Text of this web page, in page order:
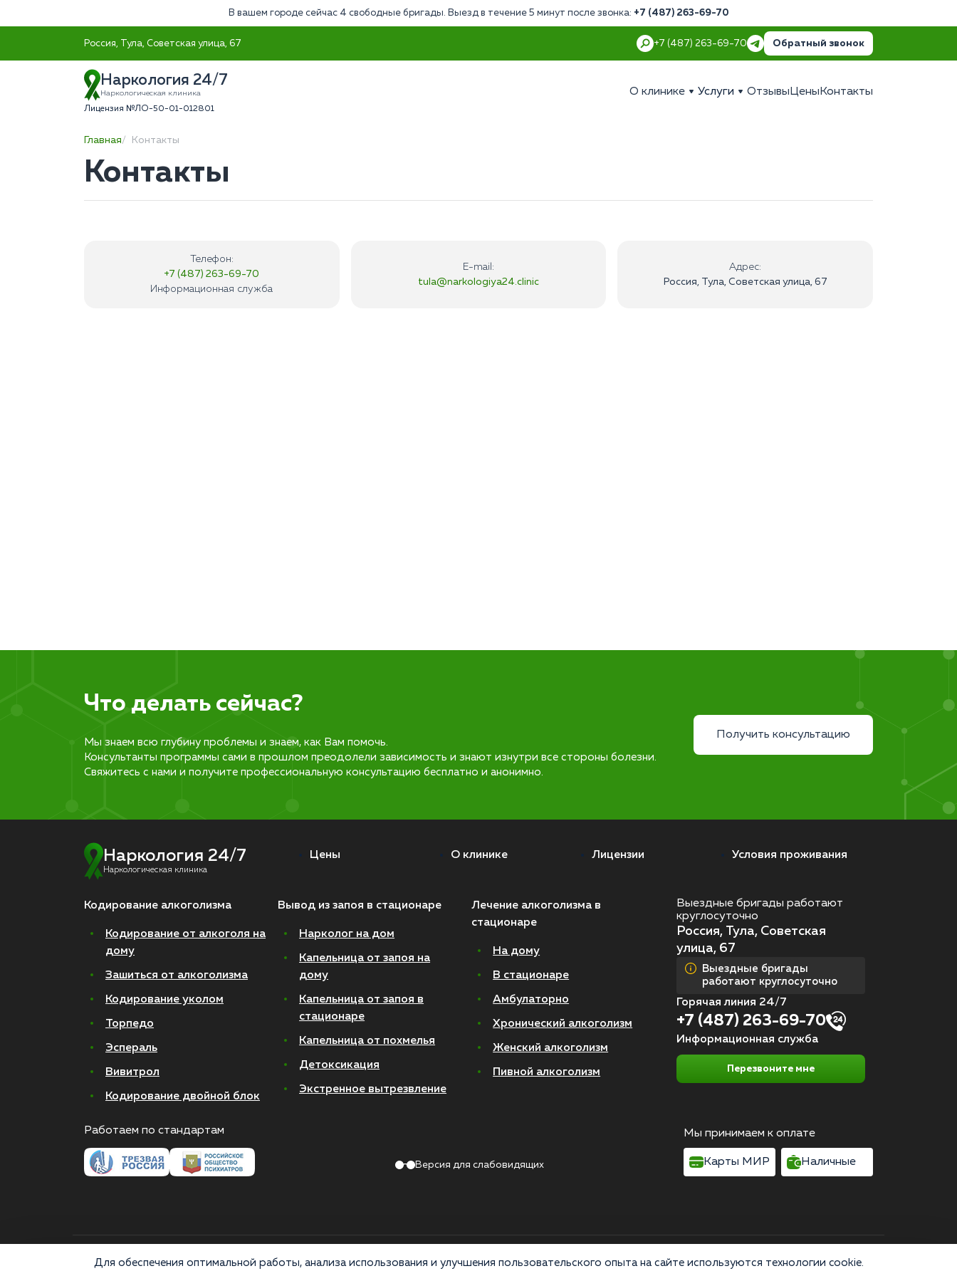
В вашем городе сейчас 4 свободные бригады. Выезд в течение 5 минут после звонка: +7 (487) 263-69-70
Россия, Тула, Советская улица, 67 +7 (487) 263-69-70 Обратный звонок
Наркология 24/7
Наркологическая клиника
Лицензия №ЛО-50-01-012801
О клинике Услуги Отзывы Цены Контакты
Главная Контакты
Контакты
Телефон:
+7 (487) 263-69-70
Информационная служба
E-mail:
tula@narkologiya24.clinic
Адрес:
Россия, Тула, Советская улица, 67
Что делать сейчас?
Мы знаем всю глубину проблемы и знаем, как Вам помочь.
Консультанты программы сами в прошлом преодолели зависимость и знают изнутри все стороны болезни.
Свяжитесь с нами и получите профессиональную консультацию бесплатно и анонимно.
Получить консультацию
Наркология 24/7
Наркологическая клиника
Цены О клинике Лицензии Условия проживания
Кодирование алкоголизма
Кодирование от алкоголя на
дому
Зашиться от алкоголизма
Кодирование уколом
Торпедо
Эспераль
Вивитрол
Кодирование двойной блок
Вывод из запоя в стационаре
Нарколог на дом
Капельница от запоя на
дому
Капельница от запоя в
стационаре
Капельница от похмелья
Детоксикация
Экстренное вытрезвление
Лечение алкоголизма в
стационаре
На дому
В стационаре
Амбулаторно
Хронический алкоголизм
Женский алкоголизм
Пивной алкоголизм
Выездные бригады работают
круглосуточно
Россия, Тула, Советская
улица, 67
Выездные бригады
работают круглосуточно
Горячая линия 24/7
+7 (487) 263-69-70
Информационная служба
Перезвоните мне
Работаем по стандартам
Версия для слабовидящих
Мы принимаем к оплате
Карты МИР Наличные
© 2026 Все права защищены Политика конфиденциальности Согласие на обработку персональных данных
Для обеспечения оптимальной работы, анализа использования и улучшения пользовательского опыта на сайте используются технологии cookie.